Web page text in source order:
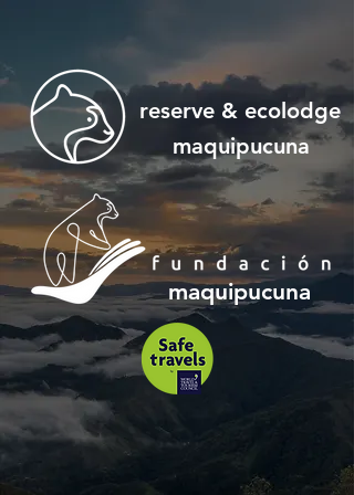
maquipucuna
reserve & ecolodge
maquipucuna